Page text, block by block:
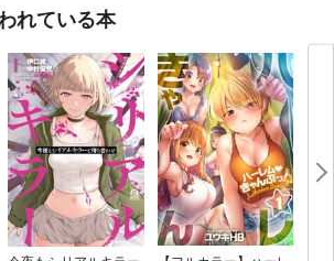
れている本